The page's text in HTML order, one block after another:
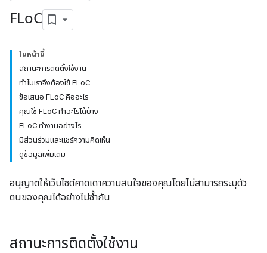
FLoC
ในหน้านี้
สถานะการติดตั้งใช้งาน
ทำไมเราจึงต้องใช้ FLoC
ข้อเสนอ FLoC คืออะไร
คุณใช้ FLoC ทำอะไรได้บ้าง
FLoC ทำงานอย่างไร
มีส่วนร่วมและแชร์ความคิดเห็น
ดูข้อมูลเพิ่มเติม
อนุญาตให้เว็บไซต์คาดเดาความสนใจของคุณโดยไม่สามารถระบุตัว
ตนของคุณได้อย่างไม่ซ้ำกัน
สถานะการติดตั้งใช้งาน